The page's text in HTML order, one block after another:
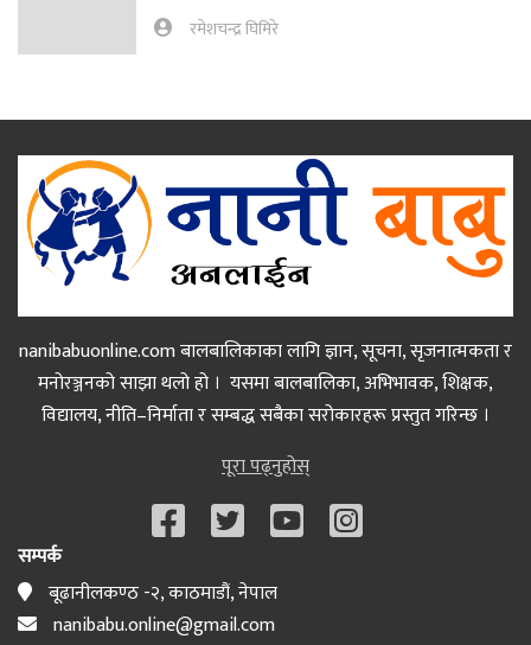
रमेशचन्द्र घिमिरे
nanibabuonline.com बालबालिकाका लागि ज्ञान, सूचना, सृजनात्मकता र
मनोरञ्जनको साझा थलो हो । यसमा बालबालिका, अभिभावक, शिक्षक,
विद्यालय, नीति–निर्माता र सम्बद्ध सबैका सरोकारहरू प्रस्तुत गरिन्छ ।
पूरा पढ्नुहोस्
सम्पर्क
बूढानीलकण्ठ -२, काठमाडौं, नेपाल
nanibabu.online@gmail.com